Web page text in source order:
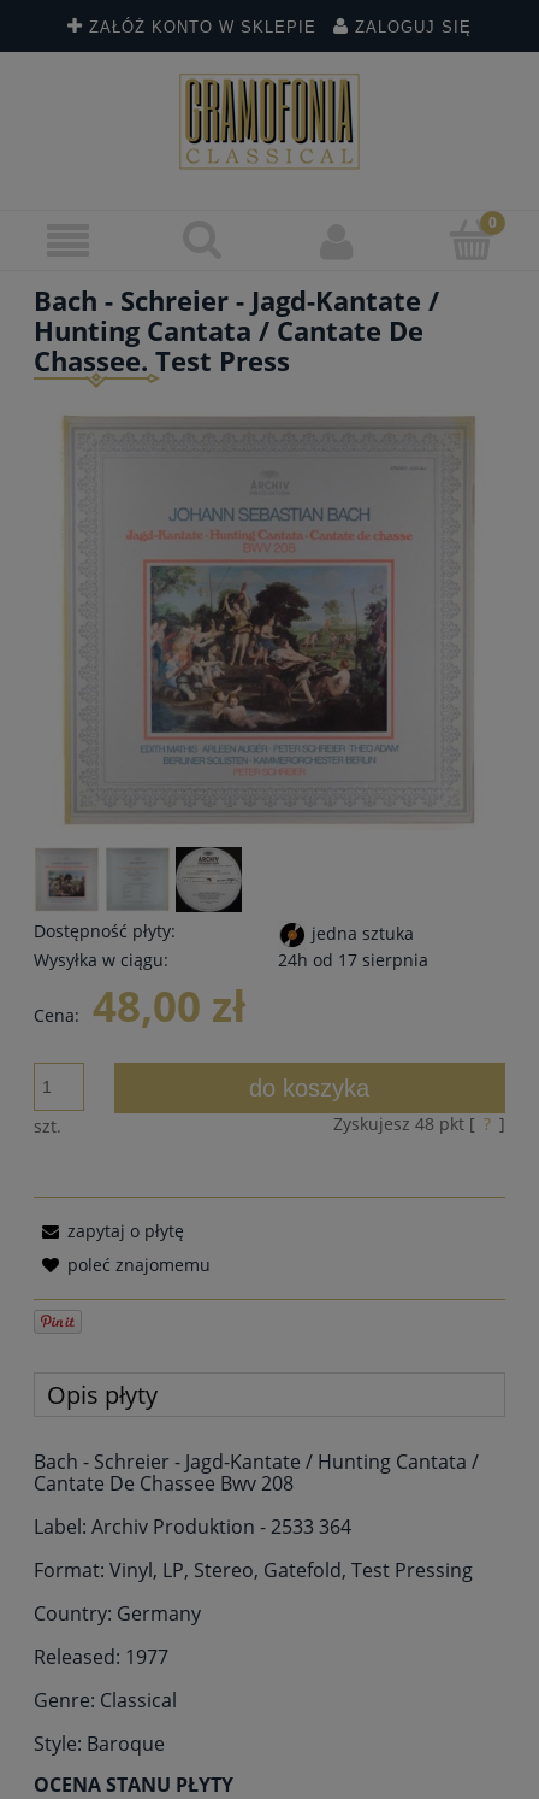
ZAŁÓŻ KONTO W SKLEPIE ZALOGUJ SIĘ
Bach - Schreier - Jagd-Kantate /
Hunting Cantata / Cantate De
Chassee. Test Press
Dostępność płyty:
jedna sztuka
Wysyłka w ciągu:
24h od 17 sierpnia
Cena: 48,00 zł
szt.
do koszyka
Zyskujesz 48 pkt [ ? ]
zapytaj o płytę
poleć znajomemu
Opis płyty
Bach - Schreier - Jagd-Kantate / Hunting Cantata /
Cantate De Chassee Bwv 208
Label: Archiv Produktion - 2533 364
Format: Vinyl, LP, Stereo, Gatefold, Test Pressing
Country: Germany
Released: 1977
Genre: Classical
Style: Baroque
OCENA STANU PŁYTY